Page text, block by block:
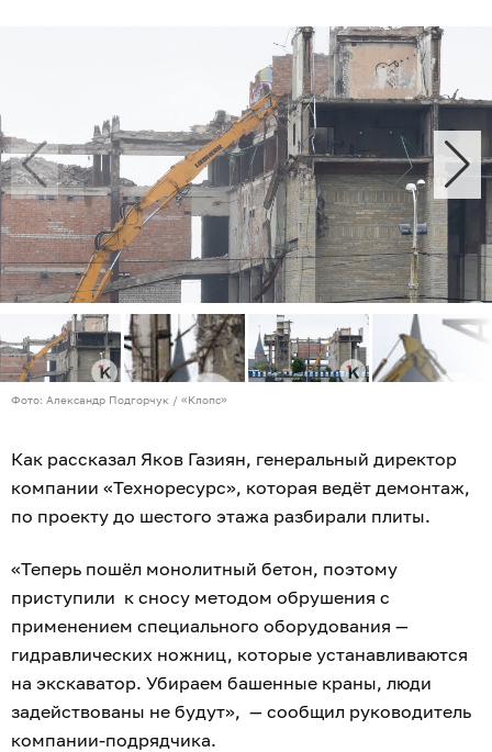
Фото: Александр Подгорчук / «Клопс»
Как рассказал Яков Газиян, генеральный директор
компании «Техноресурс», которая ведёт демонтаж,
по проекту до шестого этажа разбирали плиты.
«Теперь пошёл монолитный бетон, поэтому
приступили к сносу методом обрушения с
применением специального оборудования —
гидравлических ножниц, которые устанавливаются
на экскаватор. Убираем башенные краны, люди
задействованы не будут», — сообщил руководитель
компании-подрядчика.